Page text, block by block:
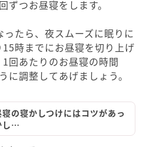
つお昼寝をします。
たら、夜スムーズに眠りに
時までにお昼寝を切り上げ
回あたりのお昼寝の時間
に調整してあげましょう。
寝の寝かしつけにはコツがあっ
し…